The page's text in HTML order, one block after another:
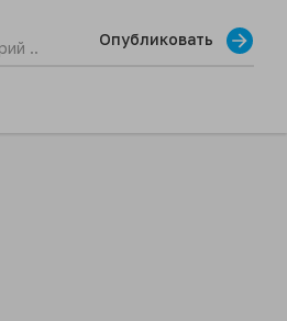
Опубликовать